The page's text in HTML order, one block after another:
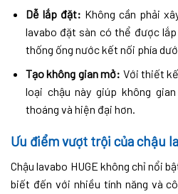
Dễ lắp đặt: Không cần phải
lavabo đặt sàn có thể được
thống ống nước kết nối phía
Tạo không gian mở: Với thiết
loại chậu này giúp không
thoáng và hiện đại hơn.
Ưu điểm vượt trội của chậu
Chậu lavabo HUGE không chỉ nổi
biết đến với nhiều tính năng và